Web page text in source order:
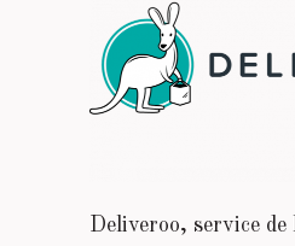
Deliveroo, service